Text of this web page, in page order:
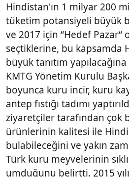
Hindistan'ın 1 milyar 200
tüketim potansiyeli büyük
ve 2017 için “Hedef Pazar“
seçtiklerine, bu kapsamda
büyük tanıtım
KMTG Yönetim Kurulu
boyunca kuru incir, kuru
antep fıstığı tadımı
ziyaretçiler tarafından çok
ürünlerinin kalitesi ile
bulabileceğini ve yakın
Türk kuru meyvelerinin
umduğunu belirtti. 2015